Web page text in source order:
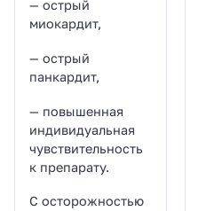
— острый
миокардит,
— острый
панкардит,
— повышенная
индивидуальная
чувствительность
к препарату.
С осторожностью